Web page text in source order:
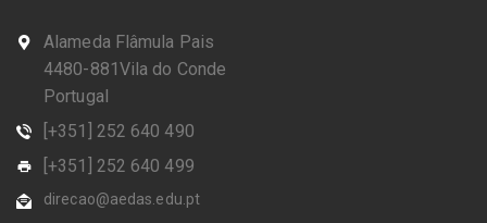
Alameda Flâmula Pais
4480-881Vila do Conde
Portugal
[+351] 252 640 490
[+351] 252 640 499
direcao@aedas.edu.pt